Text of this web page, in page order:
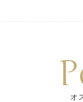
オ